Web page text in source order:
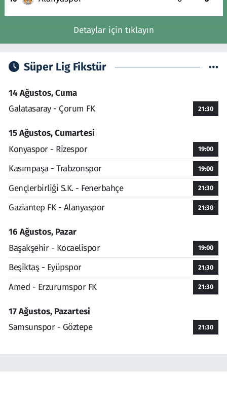
Detaylar için tıklayın
Süper Lig Fikstür
14 Ağustos, Cuma
Galatasaray - Çorum FK
21:30
15 Ağustos, Cumartesi
Konyaspor - Rizespor
19:00
Kasımpaşa - Trabzonspor 19:00
Gençlerbirliği S.K. - Fenerbahçe 21:30
Gaziantep FK - Alanyaspor 21:30
16 Ağustos, Pazar
Başakşehir - Kocaelispor
19:00
Beşiktaş - Eyüpspor 21:30
Amed - Erzurumspor FK 21:30
17 Ağustos, Pazartesi
Samsunspor - Göztepe
21:30